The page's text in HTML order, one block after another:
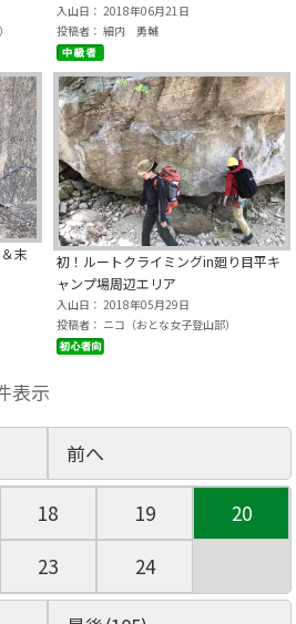
入山日： 2018年06月21日
投稿者： 細内 勇輔
末
初！ルートクライミングin廻り目平キ
ャンプ場周辺エリア
入山日： 2018年05月29日
投稿者： ニコ（おとな女子登山部）
表示
前へ
18 19
20
23 24